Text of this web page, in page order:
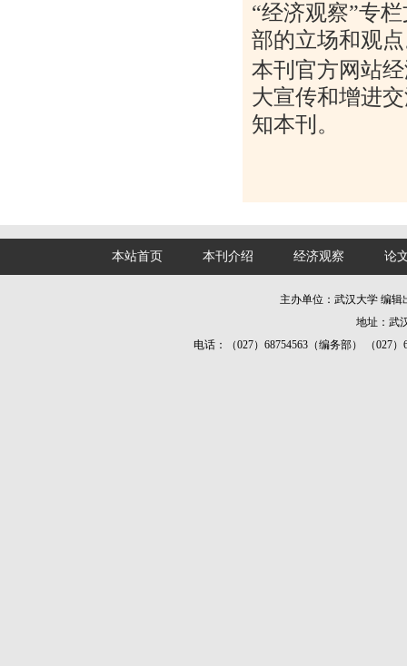
“经济观察”专
部的立场和观
本刊官方网站
大宣传和增进
知本刊。
本站首页 本刊介绍 经济观察 论
主办单位：武汉大学 编
地址：武
电话：（027）68754563（编务部） （027